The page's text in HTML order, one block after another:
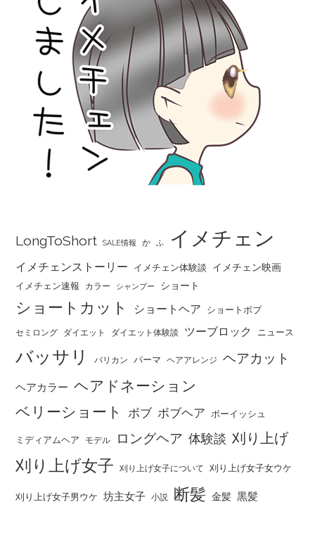
LongToShort SALE情報 か ふ イメチェン
イメチェンストーリー イメチェン体験談 イメチェン映画
イメチェン速報 カラー シャンプー ショート
ショートカット ショートヘア ショートボブ
セミロング ダイエット ダイエット体験談 ツーブロック ニュース
バッサリ バリカン パーマ ヘアアレンジ ヘアカット
ヘアカラー ヘアドネーション
ベリーショート
ボブ ボブヘア ボーイッシュ
ミディアムヘア モデル ロングヘア 体験談 刈り上げ
刈り上げ女子 刈り上げ女子について 刈り上げ女子女ウケ
刈り上げ女子男ウケ 坊主女子 小説 断髪 金髪 黒髪